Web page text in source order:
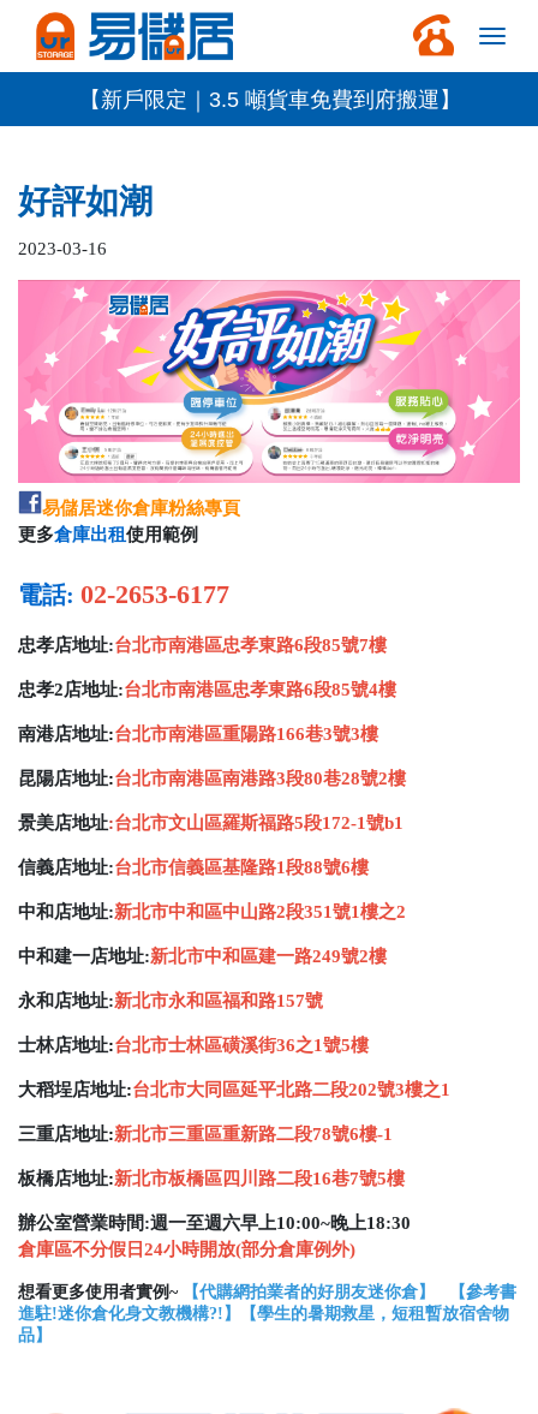
【新戶限定｜3.5 噸貨車免費到府搬運】
好評如潮
2023-03-16
易儲居迷你倉庫粉絲專頁
更多倉庫出租使用範例
電話: 02-2653-6177
忠孝店地址:台北市南港區忠孝東路6段85號7樓
忠孝2店地址:台北市南港區忠孝東路6段85號4樓
南港店地址:台北市南港區重陽路166巷3號3樓
昆陽店地址:台北市南港區南港路3段80巷28號2樓
景美店地址:台北市文山區羅斯福路5段172-1號b1
信義店地址:台北市信義區基隆路1段88號6樓
中和店地址:新北市中和區中山路2段351號1樓之2
中和建一店地址:新北市中和區建一路249號2樓
永和店地址:新北市永和區福和路157號
士林店地址:台北市士林區磺溪街36之1號5樓
大稻埕店地址:台北市大同區延平北路二段202號3樓之1
三重店地址:新北市三重區重新路二段78號6樓-1
板橋店地址:新北市板橋區四川路二段16巷7號5樓
辦公室營業時間:週一至週六早上10:00~晚上18:30
倉庫區不分假日24小時開放(部分倉庫例外)
想看更多使用者實例~ 【代購網拍業者的好朋友迷你倉】 【參考書
進駐!迷你倉化身文教機構?! 】【學生的暑期救星，短租暫放宿舍物
品】